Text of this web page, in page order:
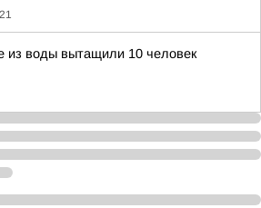
из воды вытащили 10 человек